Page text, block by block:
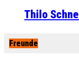
Thilo
Freunde